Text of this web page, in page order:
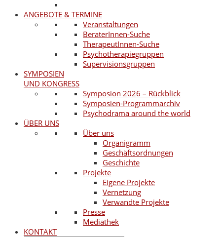
ANGEBOTE & TERMINE
Veranstaltungen
BeraterInnen-Suche
TherapeutInnen-Suche
Psychotherapiegruppen
Supervisionsgruppen
SYMPOSIEN
UND KONGRESS
Symposion 2026 – Rückblick
Symposien-Programmarchiv
Psychodrama around the world
ÜBER UNS
Über uns
Organigramm
Geschäftsordnungen
Geschichte
Projekte
Eigene Projekte
Vernetzung
Verwandte Projekte
Presse
Mediathek
KONTAKT